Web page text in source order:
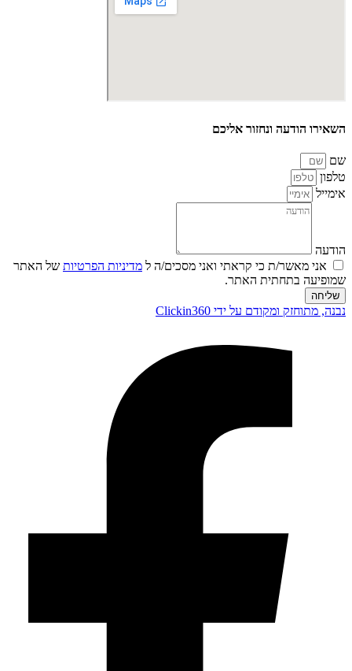
השאירו הודעה ונחזור אליכם
שם
טלפון
אימייל
הודעה
אני מאשר/ת כי קראתי ואני מסכים/ה ל מדיניות הפרטיות של האתר
שמופיעה בתחתית האתר.
שליחה
נבנה, מתוחזק ומקודם על ידי Clickin360